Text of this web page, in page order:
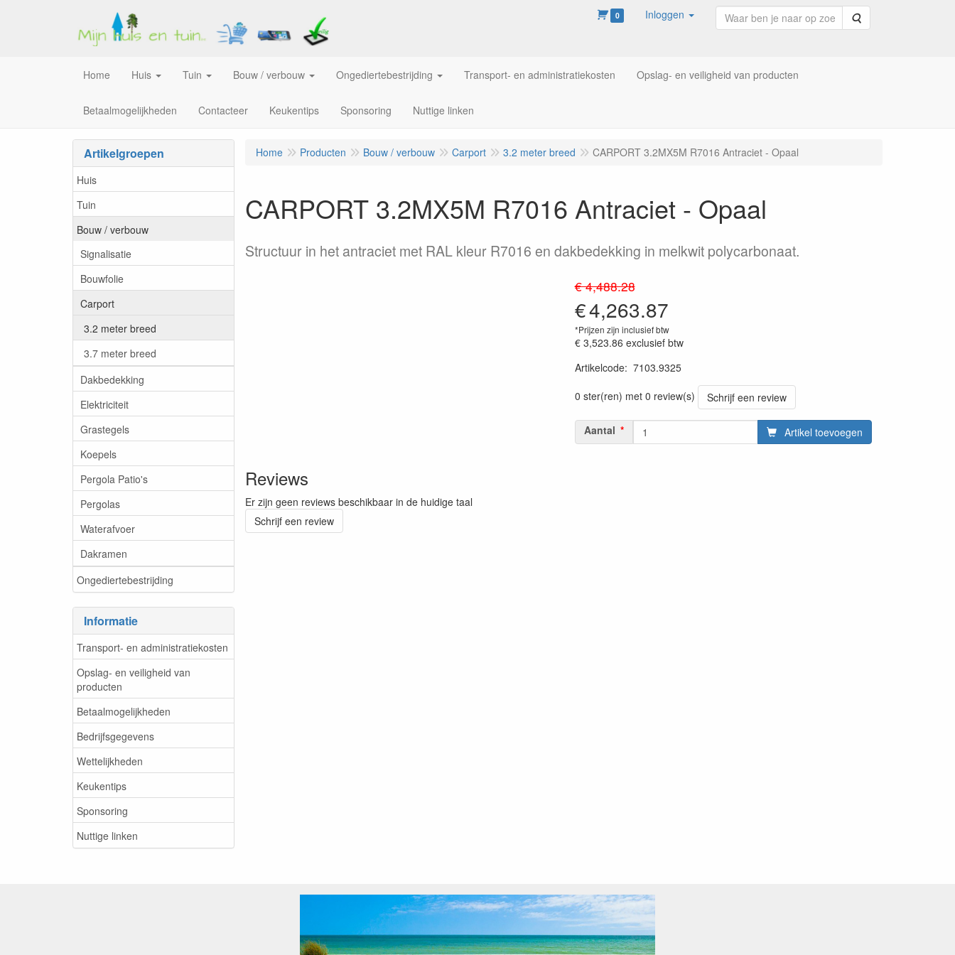
0 Inloggen Zoeken
Home Huis Tuin Bouw / verbouw Ongediertebestrijding Transport- en administratiekosten Opslag- en veiligheid van producten
Betaalmogelijkheden Contacteer Keukentips Sponsoring Nuttige linken
Artikelgroepen
Huis
Tuin
Bouw / verbouw
Signalisatie
Bouwfolie
Carport
3.2 meter breed
3.7 meter breed
Dakbedekking
Elektriciteit
Grastegels
Koepels
Pergola Patio's
Pergolas
Waterafvoer
Dakramen
Ongediertebestrijding
Informatie
Transport- en administratiekosten
Opslag- en veiligheid van
producten
Betaalmogelijkheden
Bedrijfsgegevens
Wettelijkheden
Keukentips
Sponsoring
Nuttige linken
Home Producten Bouw / verbouw Carport 3.2 meter breed CARPORT 3.2MX5M R7016 Antraciet - Opaal
CARPORT 3.2MX5M R7016 Antraciet - Opaal
Structuur in het antraciet met RAL kleur R7016 en dakbedekking in melkwit polycarbonaat.
€ 4,488.28
€4,263.87
*Prijzen zijn inclusief btw
€ 3,523.86 exclusief btw
Artikelcode: 7103.9325
0 ster(ren) met 0 review(s)
Schrijf een review
Aantal Artikel toevoegen
Reviews
Er zijn geen reviews beschikbaar in de huidige taal
Schrijf een review